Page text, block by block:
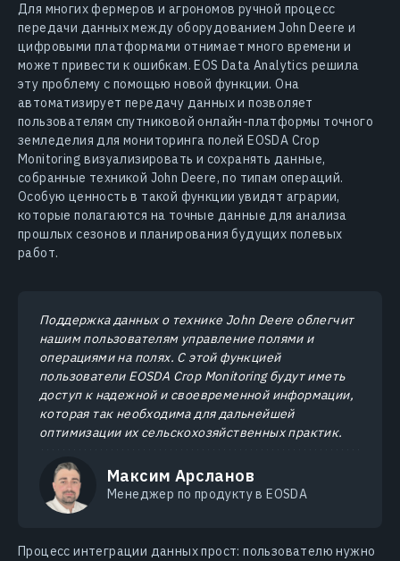
Для многих фермеров и агрономов ручной процесс
передачи данных между оборудованием John Deere и
цифровыми платформами отнимает много времени и
может привести к ошибкам. EOS Data Analytics решила
эту проблему с помощью новой функции. Она
автоматизирует передачу данных и позволяет
пользователям спутниковой онлайн-платформы точного
земледелия для мониторинга полей EOSDA Crop
Monitoring визуализировать и сохранять данные,
собранные техникой John Deere, по типам операций.
Особую ценность в такой функции увидят аграрии,
которые полагаются на точные данные для анализа
прошлых сезонов и планирования будущих полевых
работ.
Поддержка данных о технике John Deere облегчит
нашим пользователям управление полями и
операциями на полях. С этой функцией
пользователи EOSDA Crop Monitoring будут иметь
доступ к надежной и своевременной информации,
которая так необходима для дальнейшей
оптимизации их сельскохозяйственных практик.
Максим Арсланов
Менеджер по продукту в EOSDA
Процесс интеграции данных прост: пользователю нужно